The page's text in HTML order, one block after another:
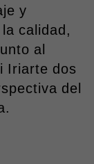
y
calidad,
al
Iriarte dos
del